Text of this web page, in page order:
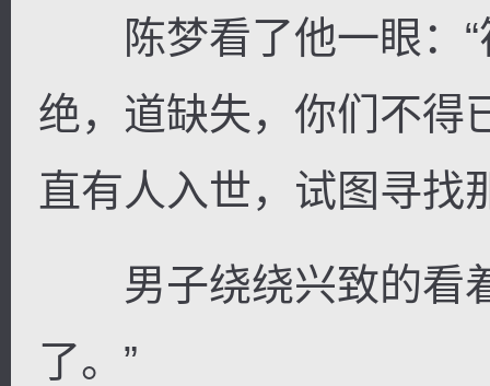
陈梦看了他一眼：“
绝，道缺失，你们不得
直有人入世，试图寻找
男子绕绕兴致的看着
了。”